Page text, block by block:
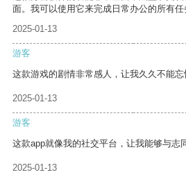
面。我可以使用它来完成日常办公的所有任
2025-01-13
游客
这款游戏的剧情非常感人，让我久久不能忘
2025-01-13
游客
这款app就像我的社交平台，让我能够与志
2025-01-13